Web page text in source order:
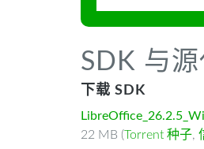
SDK 与
下载 SDK
22 MB (Torrent 种子,